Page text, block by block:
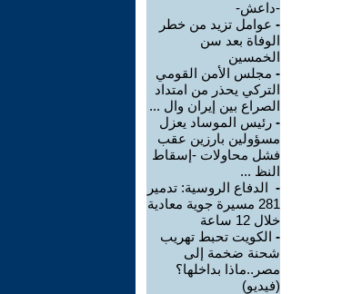
-داعش-
- عوامل تزيد من خطر
الوفاة بعد سن
الخمسين
- مجلس الأمن القومي
التركي يحذر من امتداد
الصراع بين إيران وال ...
- رئيس الموساد يعزل
مسؤولين بارزين عقب
فشل محاولات -إسقاط
النظ ...
- الدفاع الروسية: تدمير
281 مسيرة جوية معادية
خلال 12 ساعة
- الكويت تحبط تهريب
شحنة ضخمة إلى
مصر..ماذا بداخلها؟
(فيديو)